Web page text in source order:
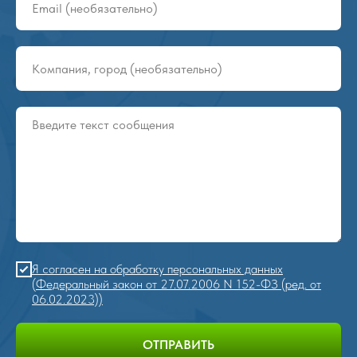
Я согласен на обработку персональных данных
(Федеральный закон от 27.07.2006 N 152-ФЗ (ред. от
06.02.2023))
ОТПРАВИТЬ